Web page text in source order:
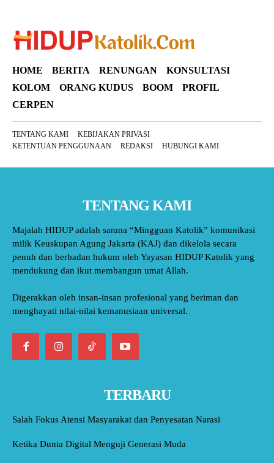
HOME BERITA RENUNGAN
KONSULTASI
KOLOM
ORANG KUDUS BOOM
PROFIL
CERPEN
TENTANG KAMI
KEBIJAKAN PRIVASI
KETENTUAN PENGGUNAAN
REDAKSI HUBUNGI KAMI
TENTANG KAMI
Majalah HIDUP adalah sarana “Mingguan Katolik” komunikasi
milik Keuskupan Agung Jakarta (KAJ) dan dikelola secara
penuh dan berbadan hukum oleh Yayasan HIDUP Katolik yang
mendukung dan ikut membangun umat Allah.
Digerakkan oleh insan-insan profesional yang beriman dan
menghayati nilai-nilai kemanusiaan universal.
TERBARU
Salah Fokus Atensi Masyarakat dan Penyesatan Narasi
Ketika Dunia Digital Menguji Generasi Muda